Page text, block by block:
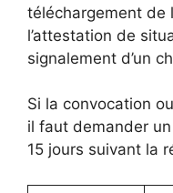
téléchargement de
l’attestation de
signalement d’un
Si la convocation
il faut demander
15 jours suivant la